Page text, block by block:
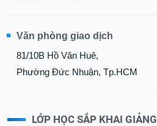
Văn phòng giao dịch
81/10B Hồ Văn Huê,
Phường Đức Nhuận, Tp.HCM
LỚP HỌC SẮP KHAI GIẢNG